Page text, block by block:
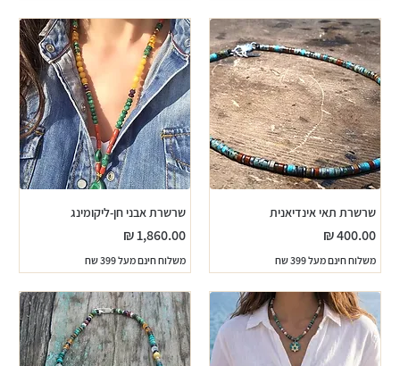
שרשרת תאי אינדיאנית
מחיר
משלוח חינם מעל 399 שח
שרשרת אבני חן-ליקומינג
מחיר
משלוח חינם מעל 399 שח